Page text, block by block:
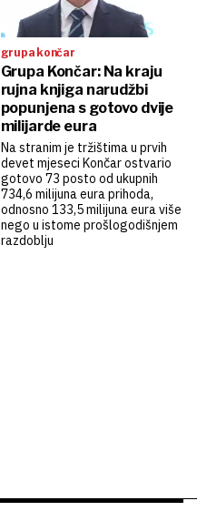
grupa končar
Grupa Končar: Na kraju
rujna knjiga narudžbi
popunjena s gotovo dvije
milijarde eura
Na stranim je tržištima u prvih
devet mjeseci Končar ostvario
gotovo 73 posto od ukupnih
734,6 milijuna eura prihoda,
odnosno 133,5 milijuna eura više
nego u istome prošlogodišnjem
razdoblju